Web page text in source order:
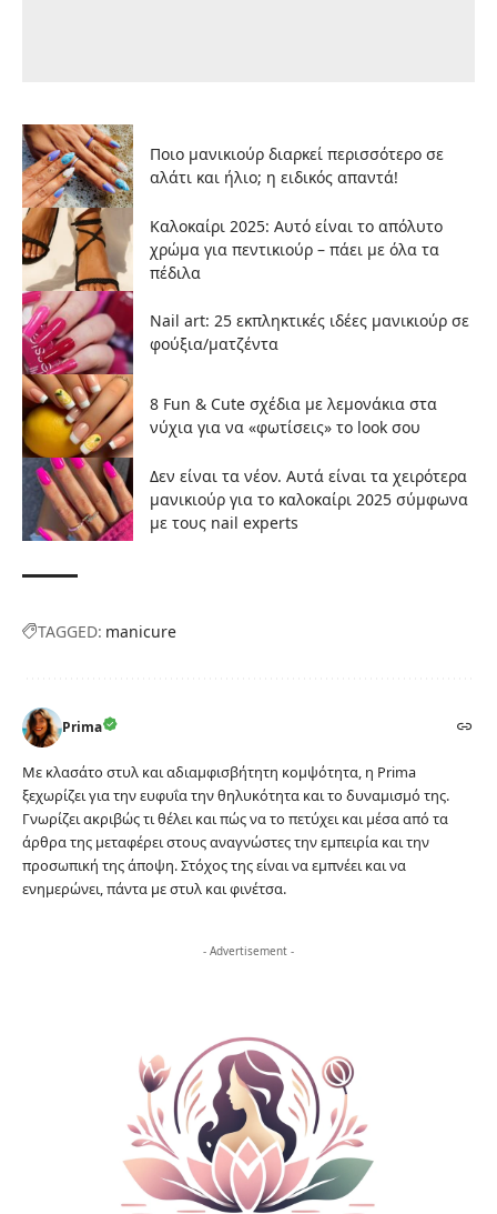
Ποιο μανικιούρ διαρκεί περισσότερο σε
αλάτι και ήλιο; η ειδικός απαντά!
Καλοκαίρι 2025: Αυτό είναι το απόλυτο
χρώμα για πεντικιούρ – πάει με όλα τα
πέδιλα
Nail art: 25 εκπληκτικές ιδέες μανικιούρ σε
φούξια/ματζέντα
8 Fun & Cute σχέδια με λεμονάκια στα
νύχια για να «φωτίσεις» το look σου
Δεν είναι τα νέον. Αυτά είναι τα χειρότερα
μανικιούρ για το καλοκαίρι 2025 σύμφωνα
με τους nail experts
TAGGED: manicure
Prima
Με κλασάτο στυλ και αδιαμφισβήτητη κομψότητα, η Prima
ξεχωρίζει για την ευφυΐα την θηλυκότητα και το δυναμισμό της.
Γνωρίζει ακριβώς τι θέλει και πώς να το πετύχει και μέσα από τα
άρθρα της μεταφέρει στους αναγνώστες την εμπειρία και την
προσωπική της άποψη. Στόχος της είναι να εμπνέει και να
ενημερώνει, πάντα με στυλ και φινέτσα.
- Advertisement -